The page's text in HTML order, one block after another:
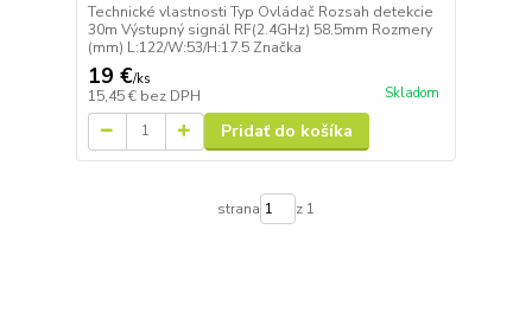
Technické vlastnosti Typ Ovládač Rozsah detekcie
30m Výstupný signál RF(2.4GHz) 58.5mm Rozmery
(mm) L:122/W:53/H:17.5 Značka
19 €/ks
15,45 € bez DPH Skladom
Pridať do košíka
strana z 1